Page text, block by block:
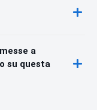
a
su questa